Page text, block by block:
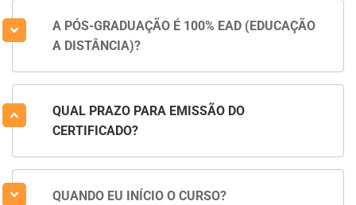
A PÓS-GRADUAÇÃO É 100% EAD (EDUCAÇÃO
A DISTÂNCIA)?
QUAL PRAZO PARA EMISSÃO DO
CERTIFICADO?
QUANDO EU INÍCIO O CURSO?